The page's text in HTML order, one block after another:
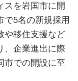
スを岩国市に開
で5名の新規採用
や移住支援など
、企業進出に際
市での開設に至